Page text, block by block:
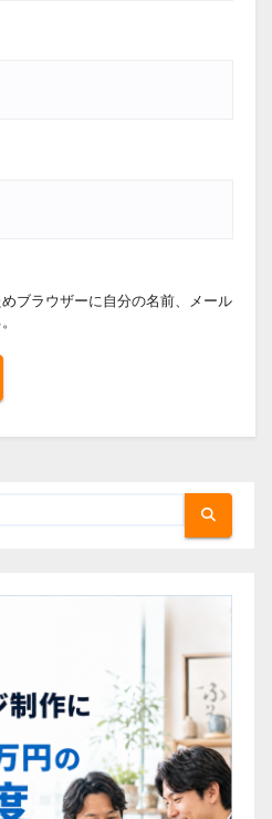
ブラウザーに自分の名前、メール